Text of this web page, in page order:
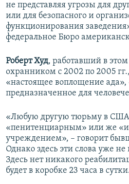
не представляя угрозы для
или для безопасного и
функционирования
федеральное Бюро
Роберт Худ, работавший в
охранником с 2002 по 2005
«настоящее воплощение ада»,
предназначенное для
«Любую другую тюрьму в
«пенитенциарным» или же «
учреждением», – говорит
Однако здесь эти слова уже
Здесь нет никакого
будет в коробке 23 часа в